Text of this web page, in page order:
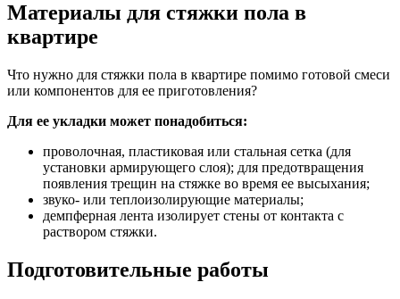
Материалы для стяжки пола в
квартире
Что нужно для стяжки пола в квартире помимо готовой смеси
или компонентов для ее приготовления?
Для ее укладки может понадобиться:
проволочная, пластиковая или стальная сетка (для
установки армирующего слоя); для предотвращения
появления трещин на стяжке во время ее высыхания;
звуко- или теплоизолирующие материалы;
демпферная лента изолирует стены от контакта с
раствором стяжки.
Подготовительные работы